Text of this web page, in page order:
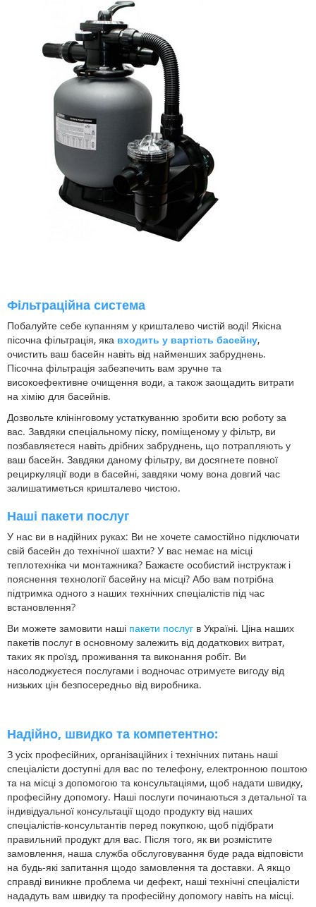
Фільтраційна система
Побалуйте себе купанням у кришталево чистій воді! Якісна
пісочна фільтрація, яка входить у вартість басейну,
очистить ваш басейн навіть від найменших забруднень.
Пісочна фільтрація забезпечить вам зручне та
високоефективне очищення води, а також заощадить витрати
на хімію для басейнів.
Дозвольте клінінговому устаткуванню зробити всю роботу за
вас. Завдяки спеціальному піску, поміщеному у фільтр, ви
позбавляєтеся навіть дрібних забруднень, що потрапляють у
ваш басейн. Завдяки даному фільтру, ви досягнете повної
рециркуляції води в басейні, завдяки чому вона довгий час
залишатиметься кришталево чистою.
Наші пакети послуг
У нас ви в надійних руках: Ви не хочете самостійно підключати
свій басейн до технічної шахти? У вас немає на місці
теплотехніка чи монтажника? Бажаєте особистий інструктаж і
пояснення технології басейну на місці? Або вам потрібна
підтримка одного з наших технічних спеціалістів під час
встановлення?
Ви можете замовити наші пакети послуг в Україні. Ціна наших
пакетів послуг в основному залежить від додаткових витрат,
таких як проїзд, проживання та виконання робіт. Ви
насолоджуєтеся послугами і водночас отримуєте вигоду від
низьких цін безпосередньо від виробника.
Надійно, швидко та компетентно:
З усіх професійних, організаційних і технічних питань наші
спеціалісти доступні для вас по телефону, електронною поштою
та на місці з допомогою та консультаціями, щоб надати швидку,
професійну допомогу. Наші послуги починаються з детальної та
індивідуальної консультації щодо продукту від наших
спеціалістів-консультантів перед покупкою, щоб підібрати
правильний продукт для вас. Після того, як ви розмістите
замовлення, наша служба обслуговування буде рада відповісти
на будь-які запитання щодо замовлення та доставки. А якщо
справді виникне проблема чи дефект, наші технічні спеціалісти
нададуть вам швидку та професійну допомогу навіть на місці.